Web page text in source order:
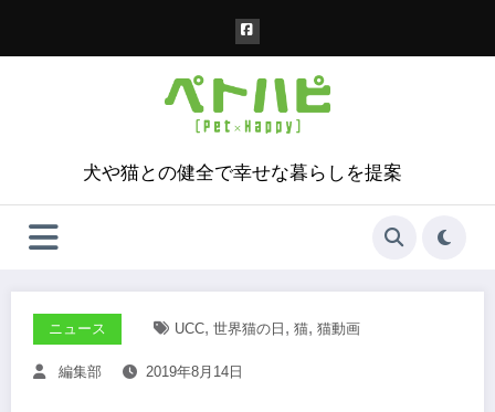
犬や猫との健全で幸せな暮らしを提案
ニュース UCC, 世界猫の日 , 猫, 猫動画
編集部 2019年8月14日